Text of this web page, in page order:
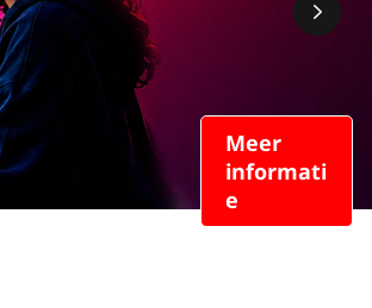
Meer
informati
e